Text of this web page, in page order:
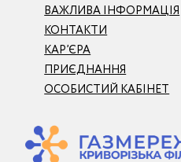
ВАЖЛИВА ІНФОРМАЦІЯ
КОНТАКТИ
КАР’ЄРА
ПРИЄДНАННЯ
ОСОБИСТИЙ КАБІНЕТ